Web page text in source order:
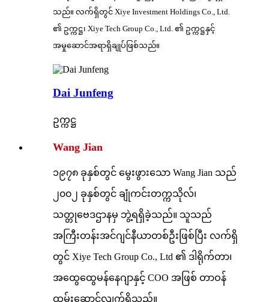
သည်။ လက်ရှိတွင် Xiye Investment Holdings Co., Ltd.
၏ ဥက္ကဋ္ဌ၊ Xiye Tech Group Co., Ltd. ၏ ဥက္ကဋ္ဌနှင့်
အမှုဆောင်အရာရှိချုပ်ဖြစ်သည်။
Dai Junfeng
ဥက္ကဋ္ဌ
Wang Jian
၁၉၇၈ ခုနှစ်တွင် မွေးဖွားသော Wang Jian သည်
၂၀၀၂ ခုနှစ်တွင် ချုံကင်းတက္ကသိုလ်၊
သတ္တုဗေဒဌာနမှ ဘွဲ့ရရှိခဲ့သည်။ သူသည်
အကြီးတန်းအင်ဂျင်နီယာတစ်ဦးဖြစ်ပြီး လက်ရှိ
တွင် Xiye Tech Group Co., Ltd ၏ ဒါရိုက်တာ၊
အထွေထွေမန်နေဂျာနှင့် COO အဖြစ် တာဝန်
ထမ်းဆောင်လျက်ရှိသည်။